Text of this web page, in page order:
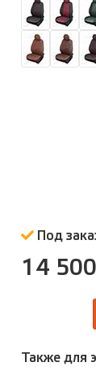
Под
14
Также для